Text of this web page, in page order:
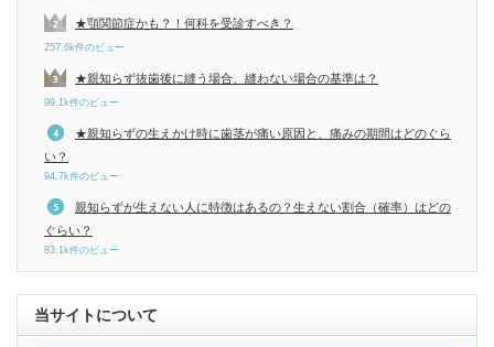
★顎関節症かも？！何科を受診すべき？
257.6k件のビュー
★親知らず抜歯後に縫う場合、縫わない場合の基準は？
99.1k件のビュー
★親知らずの生えかけ時に歯茎が痛い原因と、痛みの期間はどのぐら
い？
94.7k件のビュー
親知らずが生えない人に特徴はあるの？生えない割合（確率）はどの
ぐらい？
83.1k件のビュー
当サイトについて